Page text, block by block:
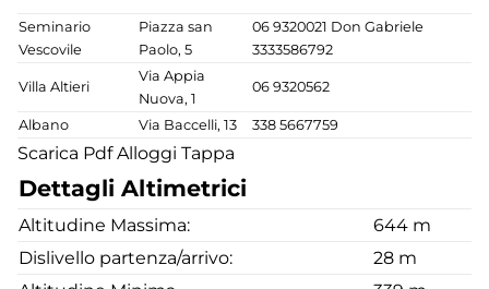
Seminario
Vescovile
Piazza san
Paolo, 5
06 9320021 Don Gabriele
3333586792
Villa Altieri
Via Appia
Nuova, 1
06 9320562
Albano Via Baccelli, 13 338 5667759
Scarica Pdf Alloggi Tappa
Dettagli Altimetrici
Altitudine Massima:
644 m
Dislivello partenza/arrivo:
28 m